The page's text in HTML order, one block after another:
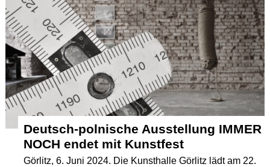
Deutsch-polnische Ausstellung IMMER
NOCH endet mit Kunstfest
Görlitz, 6. Juni 2024. Die Kunsthalle Görlitz lädt am 22.